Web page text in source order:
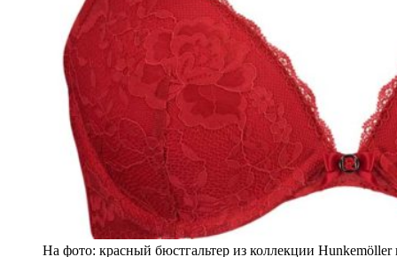
На фото: красный бюстгальтер из коллекции Hunkemöller